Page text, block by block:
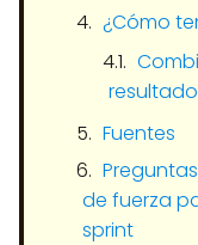
¿Cómo
Fuentes
de fuerza
sprint